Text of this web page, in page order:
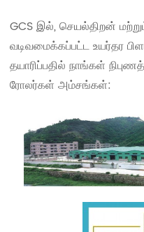
GCS இல், செயல்திறன்
வடிவமைக்கப்பட்ட உயர்தர
தயாரிப்பதில் நாங்கள்
ரோலர்கள் அம்சங்கள்: